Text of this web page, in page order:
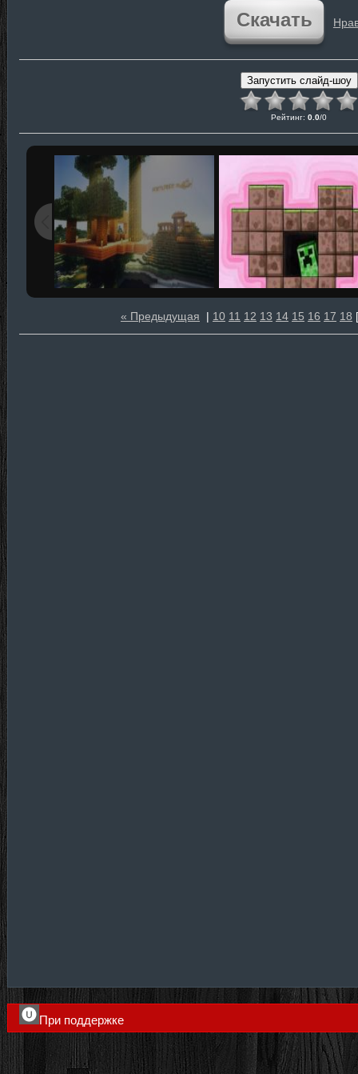
Скачать
Рейтинг: 0.0/0
« Предыдущая | 10 11 12 13 14 15 16 17 18 [
При поддержке